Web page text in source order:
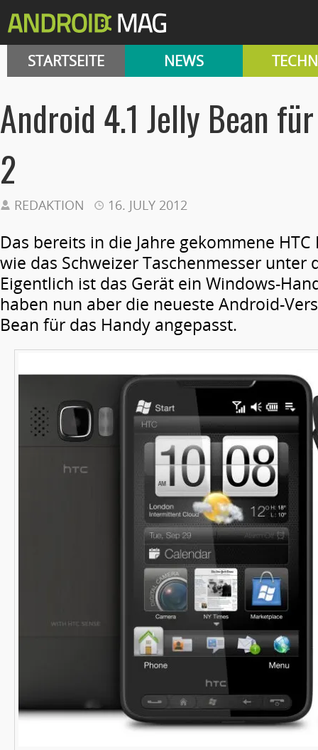
STARTSEITE NEWS
Android 4.1 Jelly Bean
2
REDAKTION 16. JULY 2012
Das bereits in die Jahre gekommene
wie das Schweizer Taschenmesser unter
Eigentlich ist das Gerät ein Windows-
haben nun aber die neueste Android-
Bean für das Handy angepasst.